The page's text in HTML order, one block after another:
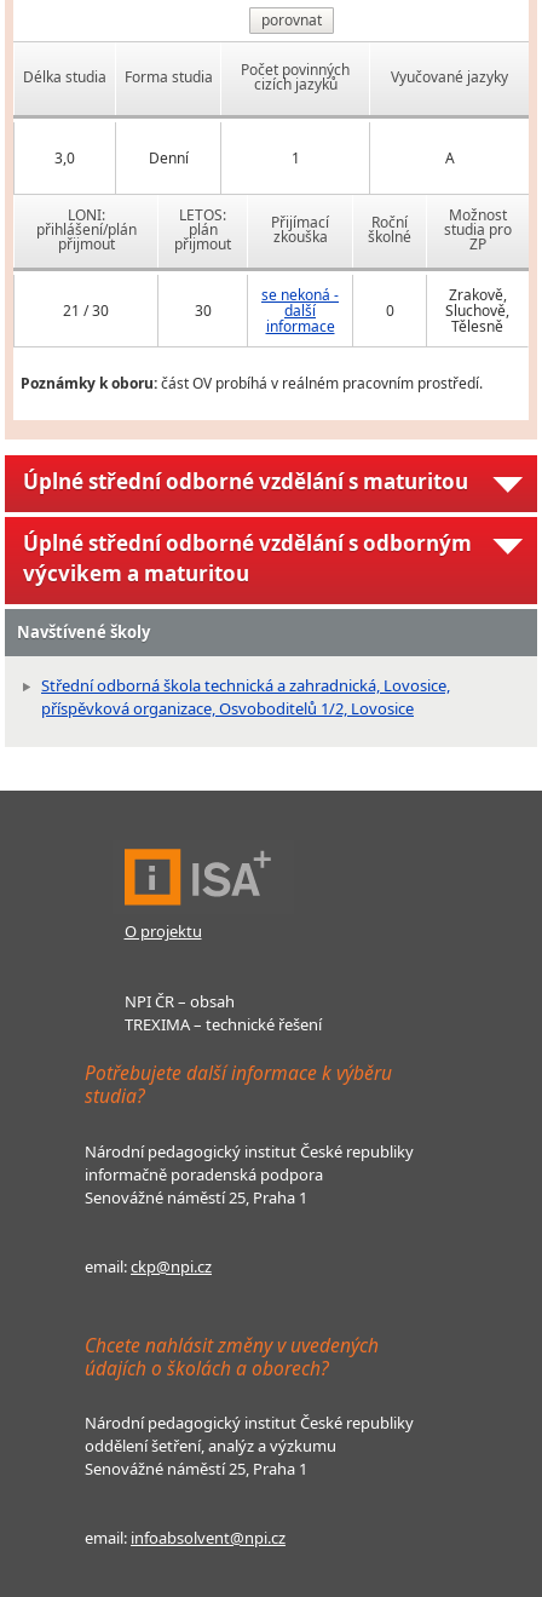
porovnat
Délka studia Forma studia Počet povinných
cizích jazyků Vyučované jazyky
3,0 Denní 1 A
LONI:
přihlášení/plán
přijmout
LETOS:
plán
přijmout
Přijímací
zkouška
Roční
školné
Možnost
studia pro
ZP
21 / 30 30
se nekoná -
další
informace
0
Zrakově,
Sluchově,
Tělesně
Poznámky k oboru:část OV probíhá v reálném pracovním prostředí.
Úplné střední odborné vzdělání s maturitou
Úplné střední odborné vzdělání s odborným
výcvikem a maturitou
Navštívené školy
Střední odborná škola technická a zahradnická, Lovosice,
příspěvková organizace, Osvoboditelů 1/2, Lovosice
O projektu
NPI ČR – obsah
TREXIMA – technické řešení
Potřebujete další informace k výběru
studia?
Národní pedagogický institut České republiky
informačně poradenská podpora
Senovážné náměstí 25, Praha 1
email:ckp@npi.cz
Chcete nahlásit změny v uvedených
údajích o školách a oborech?
Národní pedagogický institut České republiky
oddělení šetření, analýz a výzkumu
Senovážné náměstí 25, Praha 1
email: infoabsolvent@npi.cz